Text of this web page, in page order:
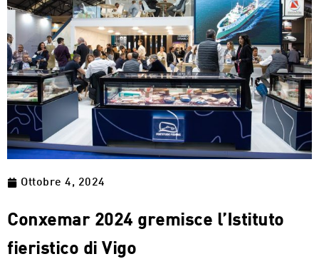
Ottobre 4, 2024
Conxemar 2024 gremisce l’Istituto
fieristico di Vigo